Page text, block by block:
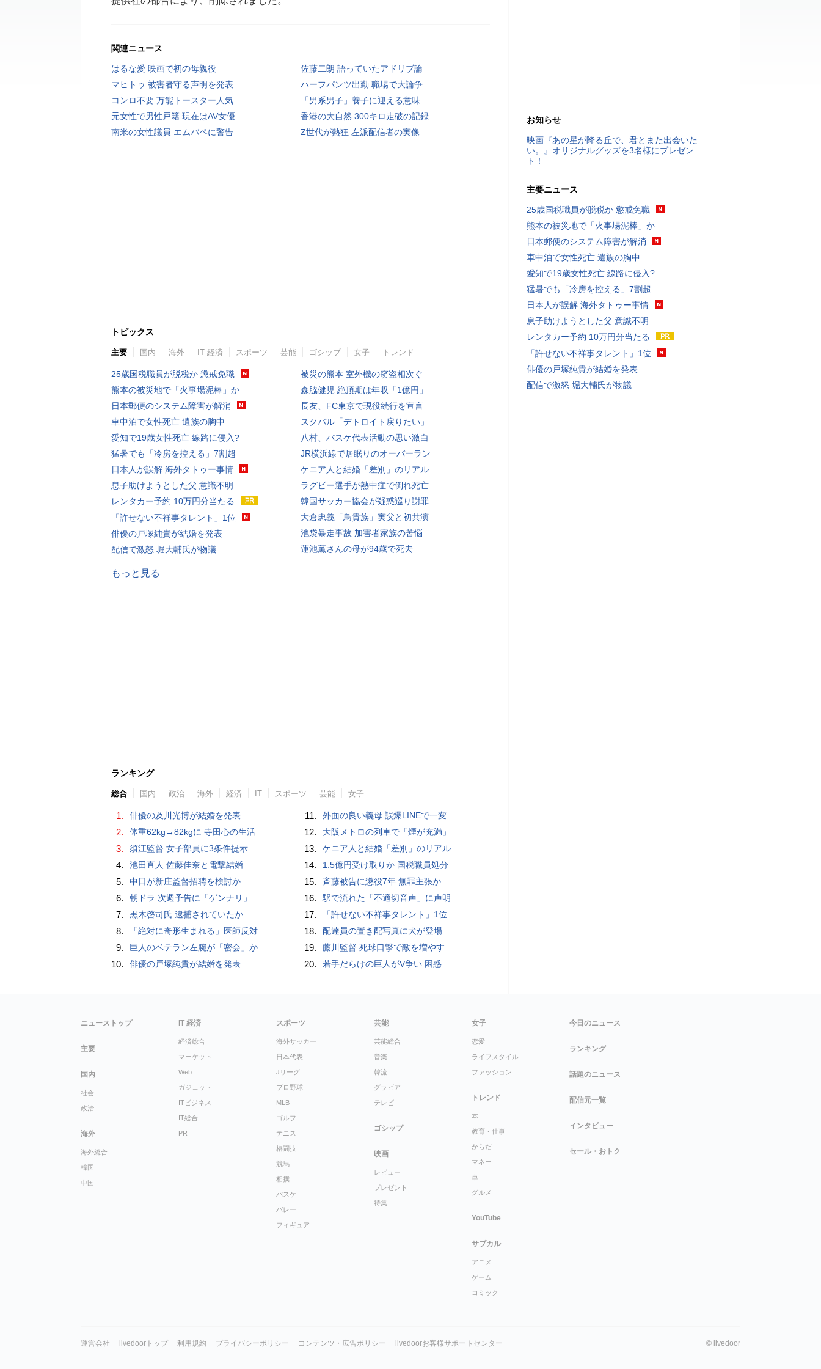
関連ニュース
はるな愛 映画で初の母親役
佐藤二朗 語っていたアドリブ論
マヒトゥ 被害者守る声明を発表
ハーフパンツ出勤 職場で大論争
コンロ不要 万能トースター人気
「男系男子」養子に迎える意味
元女性で男性戸籍 現在はAV女優
香港の大自然 300キロ走破の記録
南米の女性議員 エムバペに警告
Z世代が熱狂 左派配信者の実像
トピックス
主要 国内 海外 IT 経済 スポーツ 芸能 ゴシップ 女子 トレンド
25歳国税職員が脱税か 懲戒免職
熊本の被災地で「火事場泥棒」か
日本郵便のシステム障害が解消
車中泊で女性死亡 遺族の胸中
愛知で19歳女性死亡 線路に侵入?
猛暑でも「冷房を控える」7割超
日本人が誤解 海外タトゥー事情
息子助けようとした父 意識不明
レンタカー予約 10万円分当たる
「許せない不祥事タレント」1位
俳優の戸塚純貴が結婚を発表
配信で激怒 堀大輔氏が物議
被災の熊本 室外機の窃盗相次ぐ
森脇健児 絶頂期は年収「1億円」
長友、FC東京で現役続行を宣言
スクバル「デトロイト戻りたい」
八村、バスケ代表活動の思い激白
JR横浜線で居眠りのオーバーラン
ケニア人と結婚「差別」のリアル
ラグビー選手が熱中症で倒れ死亡
韓国サッカー協会が疑惑巡り謝罪
大倉忠義「鳥貴族」実父と初共演
池袋暴走事故 加害者家族の苦悩
蓮池薫さんの母が94歳で死去
もっと見る
ランキング
総合 国内 政治 海外 経済 IT スポーツ 芸能 女子
1. 俳優の及川光博が結婚を発表
2. 体重62kg→82kgに 寺田心の生活
3. 須江監督 女子部員に3条件提示
4. 池田直人 佐藤佳奈と電撃結婚
5. 中日が新庄監督招聘を検討か
6. 朝ドラ 次週予告に「ゲンナリ」
7. 黒木啓司氏 逮捕されていたか
8. 「絶対に奇形生まれる」医師反対
9. 巨人のベテラン左腕が「密会」か
10. 俳優の戸塚純貴が結婚を発表
11. 外面の良い義母 誤爆LINEで一変
12. 大阪メトロの列車で「煙が充満」
13. ケニア人と結婚「差別」のリアル
14. 1.5億円受け取りか 国税職員処分
15. 斉藤被告に懲役7年 無罪主張か
16. 駅で流れた「不適切音声」に声明
17. 「許せない不祥事タレント」1位
18. 配達員の置き配写真に犬が登場
19. 藤川監督 死球口撃で敵を増やす
20. 若手だらけの巨人がV争い 困惑
お知らせ
映画『あの星が降る丘で、君とまた出会いた
い。』オリジナルグッズを3名様にプレゼン
ト！
主要ニュース
25歳国税職員が脱税か 懲戒免職
熊本の被災地で「火事場泥棒」か
日本郵便のシステム障害が解消
車中泊で女性死亡 遺族の胸中
愛知で19歳女性死亡 線路に侵入?
猛暑でも「冷房を控える」7割超
日本人が誤解 海外タトゥー事情
息子助けようとした父 意識不明
レンタカー予約 10万円分当たる
「許せない不祥事タレント」1位
俳優の戸塚純貴が結婚を発表
配信で激怒 堀大輔氏が物議
ニューストップ
主要
国内
社会
政治
海外
海外総合
韓国
中国
IT 経済
経済総合
マーケット
Web
ガジェット
ITビジネス
IT総合
PR
スポーツ
海外サッカー
日本代表
Jリーグ
プロ野球
MLB
ゴルフ
テニス
格闘技
競馬
相撲
バスケ
バレー
フィギュア
芸能
芸能総合
音楽
韓流
グラビア
テレビ
ゴシップ
映画
レビュー
プレゼント
特集
女子
恋愛
ライフスタイル
ファッション
トレンド
本
教育・仕事
からだ
マネー
車
グルメ
YouTube
サブカル
アニメ
ゲーム
コミック
今日のニュース
ランキング
話題のニュース
配信元一覧
インタビュー
セール・おトク
運営会社 livedoorトップ 利用規約 プライバシーポリシー コンテンツ・広告ポリシー livedoorお客様サポートセンター © livedoor